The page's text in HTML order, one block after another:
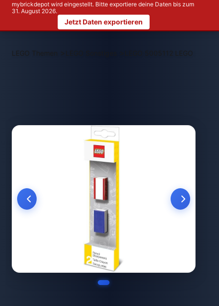
mybrickdepot wird eingestellt. Bitte exportiere deine Daten bis zum
31. August 2026.
Jetzt Daten exportieren
LEGO Themen > LEGO 5005112 LEGO